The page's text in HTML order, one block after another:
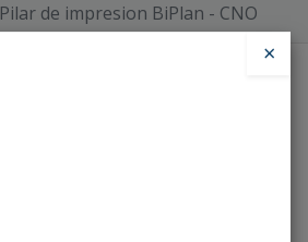
Pilar de impresion BiPlan - CNO
×